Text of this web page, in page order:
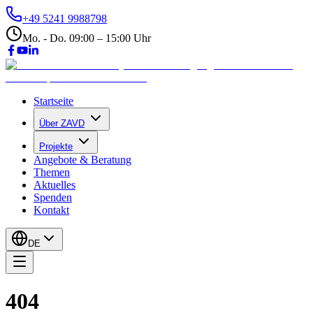
+49 5241 9988798
Mo. - Do. 09:00 – 15:00 Uhr
Startseite
Über ZAVD
Projekte
Angebote & Beratung
Themen
Aktuelles
Spenden
Kontakt
DE
404